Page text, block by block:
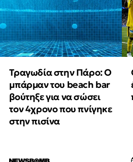
Τραγωδία στην Πάρο: Ο
μπάρμαν του beach bar
βούτηξε για να σώσει
τον 4χρονο που πνίγηκε
στην πισίνα